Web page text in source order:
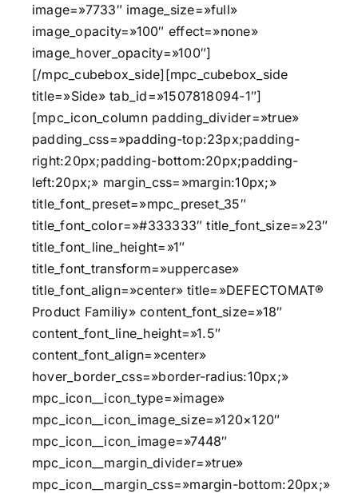
image=»7733″ image_size=»full»
image_opacity=»100″ effect=»none»
image_hover_opacity=»100″]
[/mpc_cubebox_side][mpc_cubebox_side
title=»Side» tab_id=»1507818094-1″]
[mpc_icon_column padding_divider=»true»
padding_css=»padding-top:23px;padding-
right:20px;padding-bottom:20px;padding-
left:20px;» margin_css=»margin:10px;»
title_font_preset=»mpc_preset_35″
title_font_color=»#333333″ title_font_size=»23″
title_font_line_height=»1″
title_font_transform=»uppercase»
title_font_align=»center» title=»DEFECTOMAT®
Product Familiy» content_font_size=»18″
content_font_line_height=»1.5″
content_font_align=»center»
hover_border_css=»border-radius:10px;»
mpc_icon__icon_type=»image»
mpc_icon__icon_image_size=»120×120″
mpc_icon__icon_image=»7448″
mpc_icon__margin_divider=»true»
mpc_icon__margin_css=»margin-bottom:20px;»